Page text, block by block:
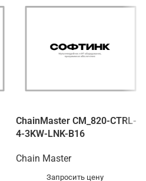
ChainMaster CM_820-CTRL-
4-3KW-LNK-B16
Chain Master
Запросить цену